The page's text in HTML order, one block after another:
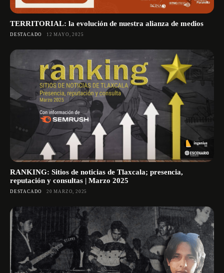
TERRITORIAL: la evolución de nuestra alianza de medios
DESTACADO 12 MAYO, 2025
RANKING: Sitios de noticias de Tlaxcala; presencia,
reputación y consultas | Marzo 2025
DESTACADO 20 MARZO, 2025